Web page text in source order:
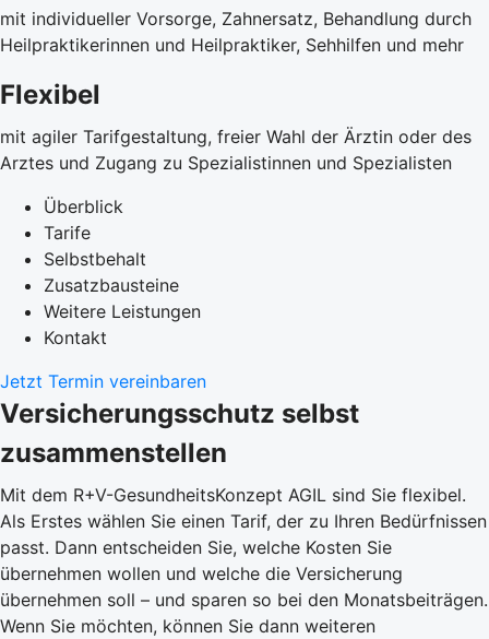
mit individueller Vorsorge, Zahnersatz, Behandlung durch
Heilpraktikerinnen und Heilpraktiker, Sehhilfen und mehr
Flexibel
mit agiler Tarifgestaltung, freier Wahl der Ärztin oder des
Arztes und Zugang zu Spezialistinnen und Spezialisten
Überblick
Tarife
Selbstbehalt
Zusatzbausteine
Weitere Leistungen
Kontakt
Jetzt Termin vereinbaren
Versicherungsschutz selbst
zusammenstellen
Mit dem R+V-GesundheitsKonzept AGIL sind Sie flexibel.
Als Erstes wählen Sie einen Tarif, der zu Ihren Bedürfnissen
passt. Dann entscheiden Sie, welche Kosten Sie
übernehmen wollen und welche die Versicherung
übernehmen soll – und sparen so bei den Monatsbeiträgen.
Wenn Sie möchten, können Sie dann weiteren